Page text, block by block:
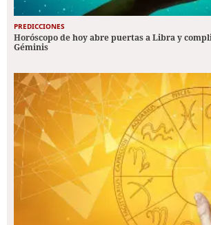
PREDICCIONES
Horóscopo de hoy abre puertas a Libra y
Géminis